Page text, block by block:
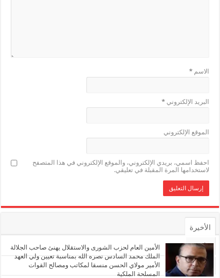
الاسم*
البريد الإلكتروني*
الموقع الإلكتروني
احفظ اسمي، بريدي الإلكتروني، والموقع الإلكتروني في هذا المتصفح
لاستخدامها المرة المقبلة في تعليقي.
الأخيرة
الأشهر
تعليقات
الأمين العام لحزب الشورى والاستقلال يهنئ صاحب الجلالة
الملك محمد السادس نصره الله بمناسبة تعيين ولي العهد
الأمير مولاي الحسن منسقا لمكاتب ومصالح القوات
المسلحة الملكية